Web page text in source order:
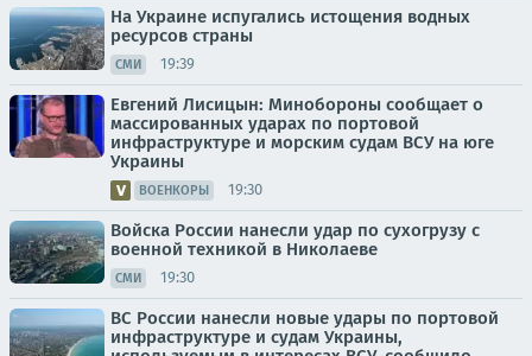
На Украине испугались истощения водных
ресурсов страны
СМИ 19:39
Евгений Лисицын: Минобороны сообщает о
массированных ударах по портовой
инфраструктуре и морским судам ВСУ на юге
Украины
ВОЕНКОРЫ 19:30
Войска России нанесли удар по сухогрузу с
военной техникой в Николаеве
СМИ 19:30
ВС России нанесли новые удары по портовой
инфраструктуре и судам Украины,